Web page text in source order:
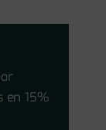
en 15%